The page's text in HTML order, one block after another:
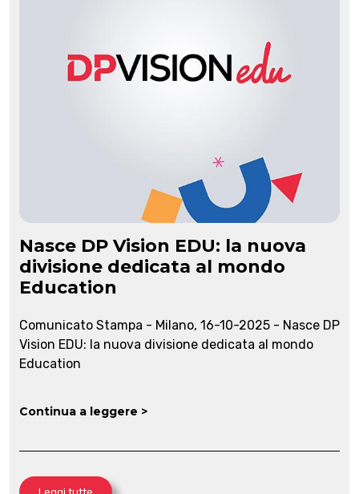
Nasce DP Vision EDU: la nuova
divisione dedicata al mondo
Education
Comunicato Stampa - Milano, 16-10-2025 - Nasce DP
Vision EDU: la nuova divisione dedicata al mondo
Education
Continua a leggere >